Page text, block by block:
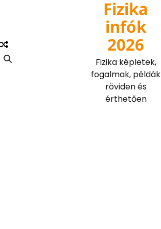
Fizika
infók
2026
Fizika képletek,
fogalmak, példák
röviden és
érthetően